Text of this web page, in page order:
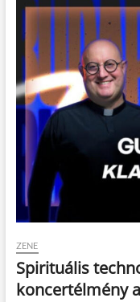
ZENE
Spirituális
koncertélmény